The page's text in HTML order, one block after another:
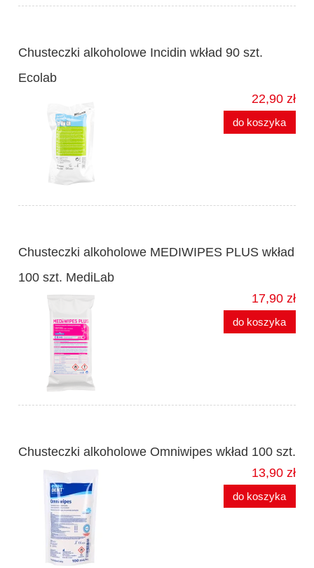
Chusteczki alkoholowe Incidin wkład 90 szt.
Ecolab
22,90 zł
do koszyka
Chusteczki alkoholowe MEDIWIPES PLUS wkład
100 szt. MediLab
17,90 zł
do koszyka
Chusteczki alkoholowe Omniwipes wkład 100 szt.
13,90 zł
do koszyka